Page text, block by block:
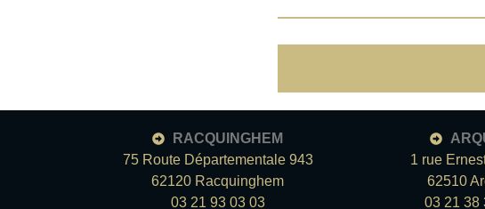
RACQUINGHEM
75 Route Départementale 943
62120 Racquinghem
03 21 93 03 03
1 rue
62510
03 21 38